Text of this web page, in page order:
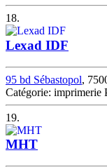
18.
Lexad IDF
95 bd Sébastopol,
Catégorie: imprimerie
19.
MHT